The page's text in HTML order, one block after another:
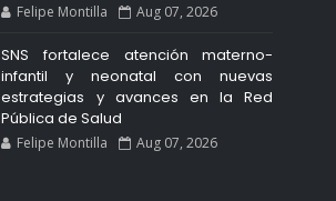
Felipe Montilla Aug 07, 2026
SNS fortalece atención materno-
infantil y neonatal con nuevas
estrategias y avances en la Red
Pública de Salud
Felipe Montilla Aug 07, 2026